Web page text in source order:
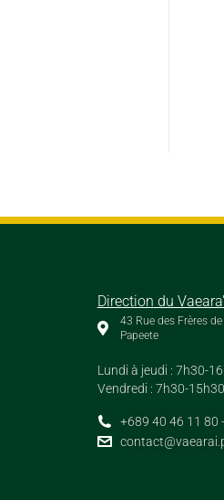
Direction du
43 Rue des Frères
Papeete
Lundi à jeudi : 7h30-
Vendredi : 7h30-15h30
+689 40 46 11 80